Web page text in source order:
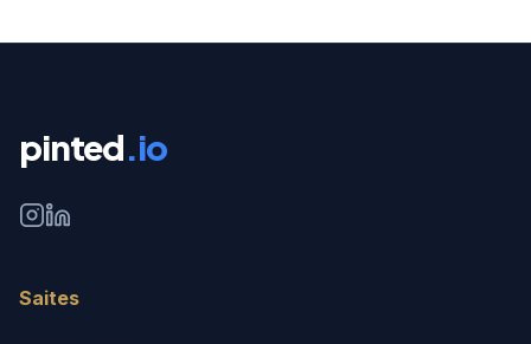
pinted.io
Saites